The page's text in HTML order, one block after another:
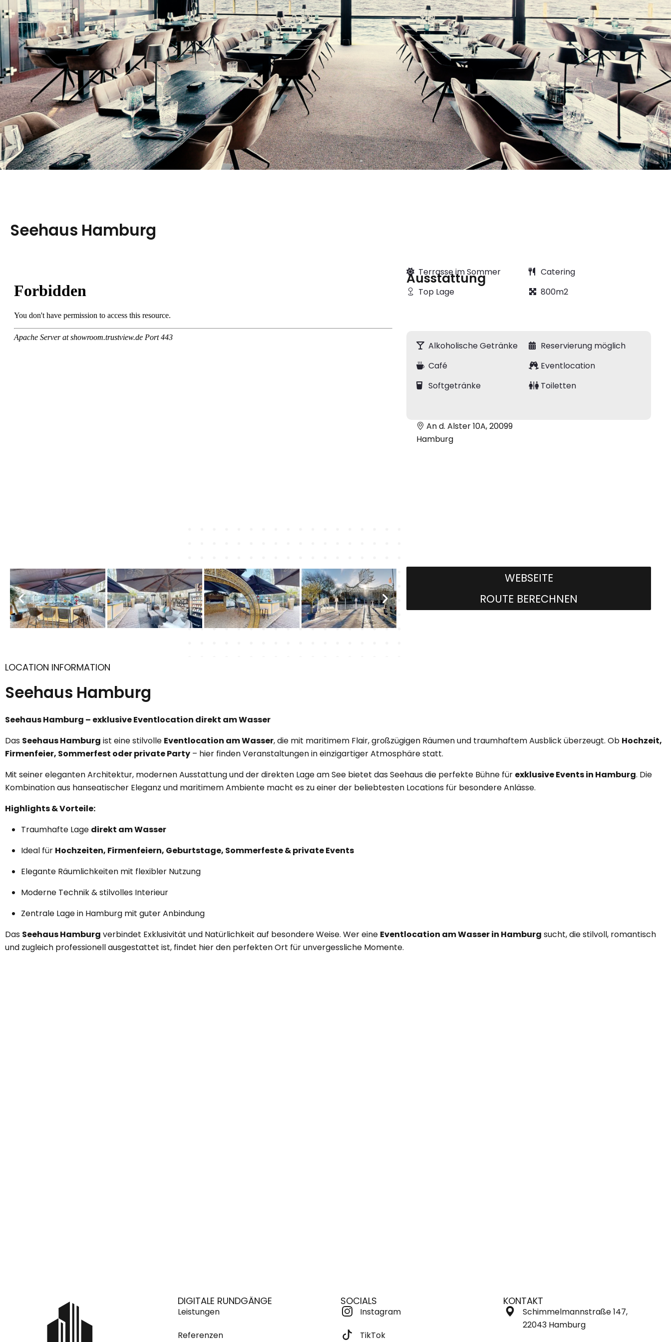
Seehaus Hamburg
Ausstattung
Terrasse im Sommer
Top Lage
Catering
800m2
Alkoholische Getränke
Café
Softgetränke
Reservierung möglich
Eventlocation
Toiletten
An d. Alster 10A, 20099
Hamburg
WEBSEITE
ROUTE BERECHNEN
LOCATION INFORMATION
Seehaus Hamburg
Seehaus Hamburg – exklusive Eventlocation direkt am Wasser
Das Seehaus Hamburg ist eine stilvolle Eventlocation am Wasser, die mit maritimem Flair, großzügigen Räumen und traumhaftem Ausblick überzeugt. Ob Hochzeit,
Firmenfeier, Sommerfest oder private Party – hier finden Veranstaltungen in einzigartiger Atmosphäre statt.
Mit seiner eleganten Architektur, modernen Ausstattung und der direkten Lage am See bietet das Seehaus die perfekte Bühne für exklusive Events in Hamburg. Die
Kombination aus hanseatischer Eleganz und maritimem Ambiente macht es zu einer der beliebtesten Locations für besondere Anlässe.
Highlights & Vorteile:
Traumhafte Lage direkt am Wasser
Ideal für Hochzeiten, Firmenfeiern, Geburtstage, Sommerfeste & private Events
Elegante Räumlichkeiten mit flexibler Nutzung
Moderne Technik & stilvolles Interieur
Zentrale Lage in Hamburg mit guter Anbindung
Das Seehaus Hamburg verbindet Exklusivität und Natürlichkeit auf besondere Weise. Wer eine Eventlocation am Wasser in Hamburg sucht, die stilvoll, romantisch
und zugleich professionell ausgestattet ist, findet hier den perfekten Ort für unvergessliche Momente.
DIGITALE RUNDGÄNGE
Leistungen
Referenzen
SOCIALS
Instagram
TikTok
KONTAKT
Schimmelmannstraße 147,
22043 Hamburg